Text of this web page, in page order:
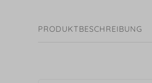
PRODUKTBESCHREIBUNG